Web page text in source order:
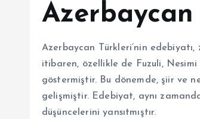
Azerbaycan
Azerbaycan Türkleri’nin
itibaren, özellikle de Fuzuli,
göstermiştir. Bu dönemde, şiir ve
gelişmiştir. Edebiyat, aynı
düşüncelerini yansıtmıştır.